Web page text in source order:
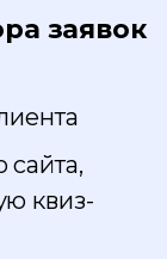
заявок
квиз-